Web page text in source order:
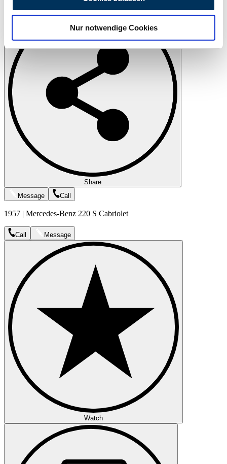
analysieren. Außerdem geben wir Informationen zu Ihrer
Verwendung unserer Website an unsere Partner für
soziale Medien, Werbung und Analysen weiter. Unsere
Partner führen diese Informationen möglicherweise mit
weiteren Daten zusammen, die Sie ihnen bereitgestellt
haben oder die sie im Rahmen Ihrer Nutzung der Dienste
gesammelt haben.
Nur notwendige Cookies
Share
Message
Call
1957 | Mercedes-Benz 220 S Cabriolet
Call Message
Watch